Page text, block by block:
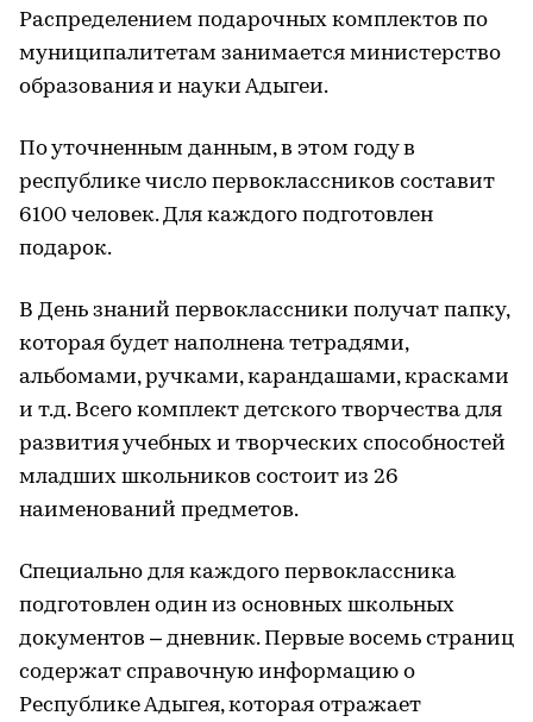
Распределением подарочных комплектов по
муниципалитетам занимается министерство
образования и науки Адыгеи.
По уточненным данным, в этом году в
республике число первоклассников составит
6100 человек. Для каждого подготовлен
подарок.
В День знаний первоклассники получат папку,
которая будет наполнена тетрадями,
альбомами, ручками, карандашами, красками
и т.д. Всего комплект детского творчества для
развития учебных и творческих способностей
младших школьников состоит из 26
наименований предметов.
Специально для каждого первоклассника
подготовлен один из основных школьных
документов – дневник. Первые восемь страниц
содержат справочную информацию о
Республике Адыгея, которая отражает